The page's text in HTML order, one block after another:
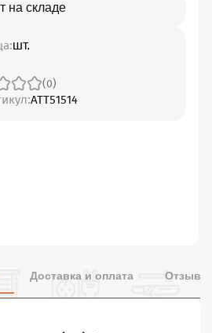
на складе
шт.
(0)
АТТ51514
Доставка и оплата Отзывы